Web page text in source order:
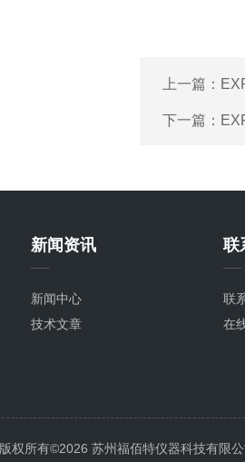
上一篇：
下一篇：
新闻资讯
新闻中心
技术文章
联
联
在
版权所有©2026 苏州福佰特仪器科技有限